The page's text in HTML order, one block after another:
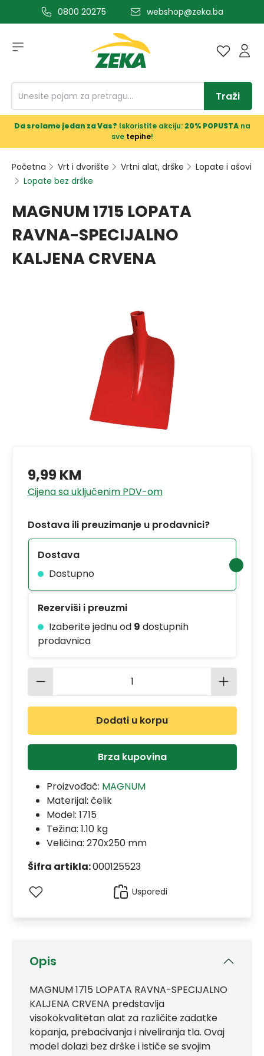
glavni sadržaj0800 20275 webshop@zeka.ba
Traži
Da srolamo jedan za Vas? Iskoristite akciju: 20% POPUSTAna
sve tepihe!
Početna Vrt i dvorište Vrtni alat, drške
Lopate i ašovi
Lopate bez drške
MAGNUM 1715 LOPATA
RAVNA-SPECIJALNO
KALJENA CRVENA
Opis
MAGNUM 1715 LOPATA RAVNA-SPECIJALNO
KALJENA CRVENA predstavlja
visokokvalitetan alat za različite zadatke
kopanja, prebacivanja i niveliranja tla. Ovaj
model dolazi bez drške i ističe se svojim
9,99 KM
Cijena sa uključenim PDV-om
Dostava ili preuzimanje u prodavnici?
Dostava
Dostupno
Rezerviši i preuzmi
Izaberite jednu od 9 dostupnih
prodavnica
Količina proizvoda: Unesite
Dodati u korpu
Brza kupovina
Proizvođač: MAGNUM
Materijal: čelik
Model: 1715
Težina: 1.10 kg
Veličina: 270x250 mm
Šifra artikla:000125523
Usporedi